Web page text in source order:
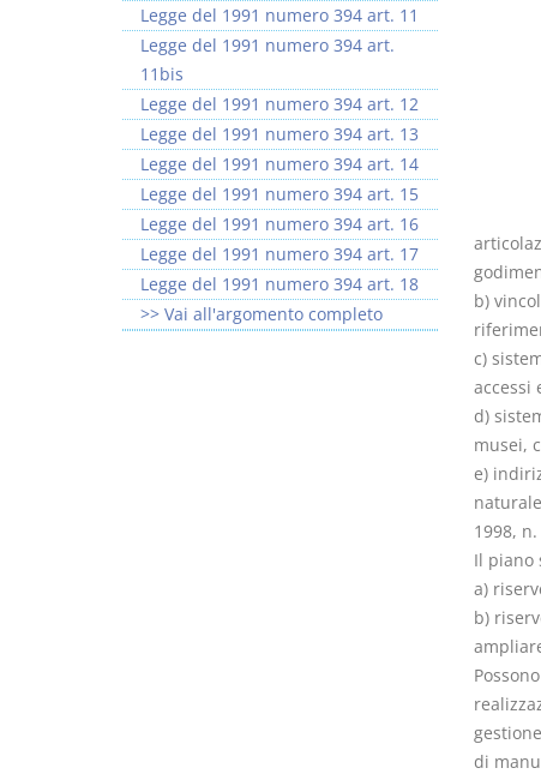
b)
c)
accessi
d)
musei,
e)
1998, n.
Il piano
a)
b)
di
Legge del 1991 numero 394 art. 11
Legge del 1991 numero 394 art.
11bis
Legge del 1991 numero 394 art. 12
Legge del 1991 numero 394 art. 13
Legge del 1991 numero 394 art. 14
Legge del 1991 numero 394 art. 15
Legge del 1991 numero 394 art. 16
Legge del 1991 numero 394 art. 17
Legge del 1991 numero 394 art. 18
>> Vai all'argomento completo
I Vincoli Preliminari
Versione ebook€ 4,19
Usufrutto Uso e
Abitazione
Versione ebook
(iva incl.)